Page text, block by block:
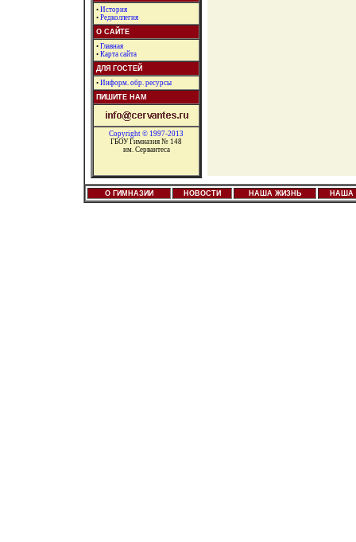
• История
• Редколлегия
О САЙТЕ
• Главная
• Карта сайта
ДЛЯ ГОСТЕЙ
• Информ. обр. ресурсы
ПИШИТЕ НАМ
Copyright © 1997-2013
ГБОУ Гимназия № 148
им. Сервантеса
О ГИМНАЗИИ НОВОСТИ НАША ЖИЗНЬ НАША